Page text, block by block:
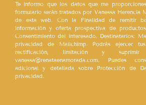
Te informo que los datos que me
formulario serán tratados por Vanessa Herencia
de esta web. Con la Finalidad de remitir
información y oferta prospectiva de
Consentimiento del interesado. Destinatarios:
privacidad de Mailchimp. Podrás ejercer
rectificación, limitación y
vanessa@renataenamorada.com. Puedes
adicional y detallada sobre Protección de
privacidad.